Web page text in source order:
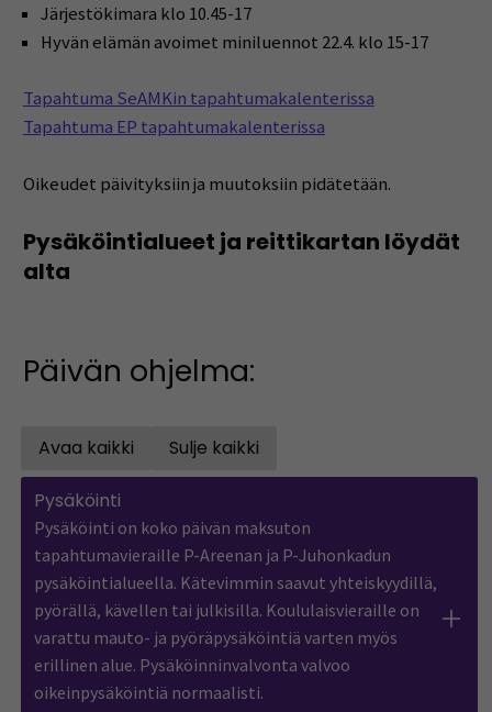
Järjestökimara klo 10.45-17
Hyvän elämän avoimet miniluennot 22.4. klo 15-17
Tapahtuma SeAMKin tapahtumakalenterissa
Tapahtuma EP tapahtumakalenterissa
Oikeudet päivityksiin ja muutoksiin pidätetään.
Pysäköintialueet ja reittikartan löydät
alta
Päivän ohjelma:
Avaa kaikki
Open all accordions
Sulje kaikki
Pysäköinti
Pysäköinti on koko päivän maksuton
tapahtumavieraille P-Areenan ja P-Juhonkadun
pysäköintialueella. Kätevimmin saavut yhteiskyydillä,
pyörällä, kävellen tai julkisilla. Koululaisvieraille on
varattu mauto- ja pyöräpysäköintiä varten myös
erillinen alue. Pysäköinninvalvonta valvoo
oikeinpysäköintiä normaalisti.